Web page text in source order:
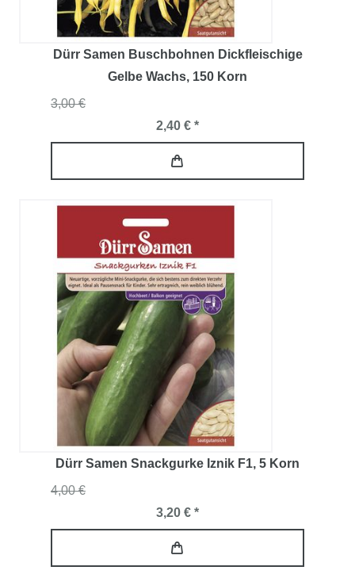
Dürr Samen Buschbohnen Dickfleischige
Gelbe Wachs, 150 Korn
3,00 €
2,40 € *
Dürr Samen Snackgurke Iznik F1, 5 Korn
4,00 €
3,20 € *